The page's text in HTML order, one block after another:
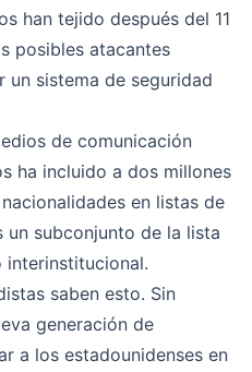
han tejido después del 11
posibles atacantes
un sistema de seguridad
de comunicación
ha incluido a dos millones
en listas de
un subconjunto de la lista
saben esto. Sin
generación de
a los estadounidenses en